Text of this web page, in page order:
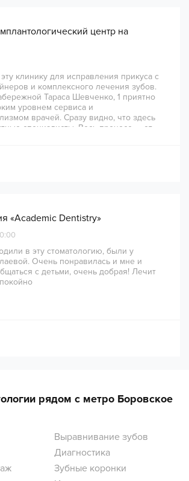
центр на
клинику для исправления прикуса с
и комплексного лечения зубов.
Тараса Шевченко, 1 приятно
уровнем сервиса и
врачей. Сразу видно, что здесь
специалисты. Весь процесс — от
каналов прошло
Рекомендую всем, кто
«Academic Dentistry»
в эту стоматологию, были у
Очень понравилась и мне и
с детьми, очень добрая! Лечит
рядом с метро Боровское
Выравнивание зубов
Диагностика
Зубные коронки